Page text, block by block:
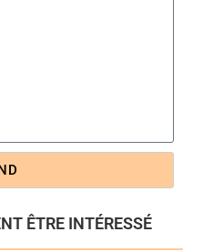
ÊTRE INTÉRESSÉ